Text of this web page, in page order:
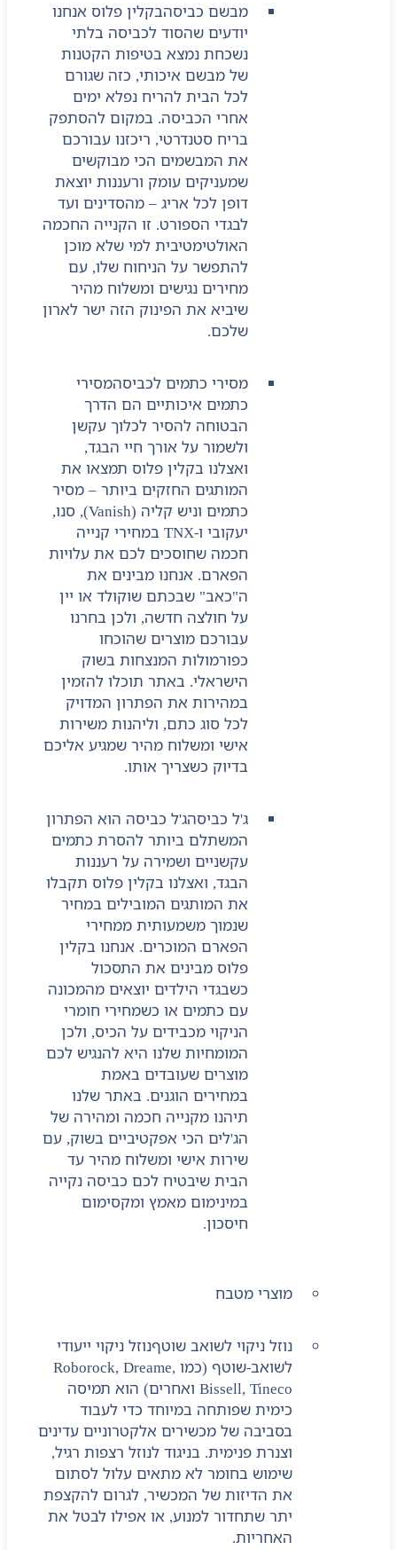
מבשם כביסהבקלין פלוס אנחנו
יודעים שהסוד לכביסה בלתי
נשכחת נמצא בטיפות הקטנות
של מבשם איכותי, כזה שגורם
לכל הבית להריח נפלא ימים
אחרי הכביסה. במקום להסתפק
בריח סטנדרטי, ריכזנו עבורכם
את המבשמים הכי מבוקשים
שמעניקים עומק ורעננות יוצאת
דופן לכל אריג – מהסדינים ועד
לבגדי הספורט. זו הקנייה החכמה
האולטימטיבית למי שלא מוכן
להתפשר על הניחוח שלו, עם
מחירים נגישים ומשלוח מהיר
שיביא את הפינוק הזה ישר לארון
שלכם.
מסירי כתמים לכביסהמסירי
כתמים איכותיים הם הדרך
הבטוחה להסיר לכלוך עקשן
ולשמור על אורך חיי הבגד,
ואצלנו בקלין פלוס תמצאו את
המותגים החזקים ביותר – מסיר
כתמים וניש קליה (Vanish), סנו,
יעקובי ו-TNX במחירי קנייה
חכמה שחוסכים לכם את עלויות
הפארם. אנחנו מבינים את
ה"כאב" שבכתם שוקולד או יין
על חולצה חדשה, ולכן בחרנו
עבורכם מוצרים שהוכחו
כפורמולות המנצחות בשוק
הישראלי. באתר תוכלו להזמין
במהירות את הפתרון המדויק
לכל סוג כתם, וליהנות משירות
אישי ומשלוח מהיר שמגיע אליכם
בדיוק כשצריך אותו.
ג'ל כביסהג'ל כביסה הוא הפתרון
המשתלם ביותר להסרת כתמים
עקשניים ושמירה על רעננות
הבגד, ואצלנו בקלין פלוס תקבלו
את המותגים המובילים במחיר
שנמוך משמעותית ממחירי
הפארם המוכרים. אנחנו בקלין
פלוס מבינים את התסכול
כשבגדי הילדים יוצאים מהמכונה
עם כתמים או כשמחירי חומרי
הניקוי מכבידים על הכיס, ולכן
המומחיות שלנו היא להנגיש לכם
מוצרים שעובדים באמת
במחירים הוגנים. באתר שלנו
תיהנו מקנייה חכמה ומהירה של
הג'לים הכי אפקטיביים בשוק, עם
שירות אישי ומשלוח מהיר עד
הבית שיבטיח לכם כביסה נקייה
במינימום מאמץ ומקסימום
חיסכון.
מוצרי מטבח
נוזל ניקוי לשואב שוטףנוזל ניקוי ייעודי
לשואב-שוטף (כמו Roborock, Dreame,
Bissell, Tineco ואחרים) הוא תמיסה
כימית שפותחה במיוחד כדי לעבוד
בסביבה של מכשירים אלקטרוניים עדינים
וצנרת פנימית. בניגוד לנוזל רצפות רגיל,
שימוש בחומר לא מתאים עלול לסתום
את הדיזות של המכשיר, לגרום להקצפת
יתר שתחדור למנוע, או אפילו לבטל את
האחריות.